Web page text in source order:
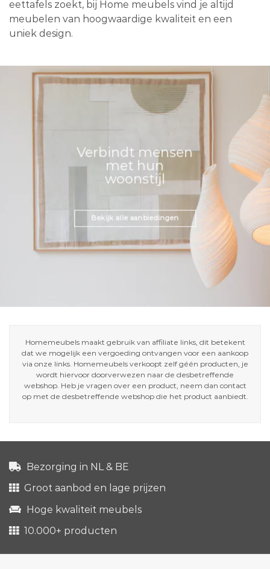
eettafels zoekt, bij Home meubels vind je altijd
meubelen van hoogwaardige kwaliteit en een
uniek design.
Verbindt mensen
met hun
woonstijl
Bekijk alle aanbiedingen
Homemeubels maakt gebruik van affiliate links, dit betekent
dat we mogelijk een vergoeding ontvangen voor een aankoop
via onze links. Homemeubels verkoopt zelf géén producten, je
wordt hiervoor doorverwezen naar de desbetreffende
webshop. Heb je vragen over een product, neem dan contact
op met de desbetreffende webshop die het product aanbiedt.
Bezorging in NL & BE
Groot aanbod en lage prijzen
Hoge kwaliteit meubels
10.000+ producten